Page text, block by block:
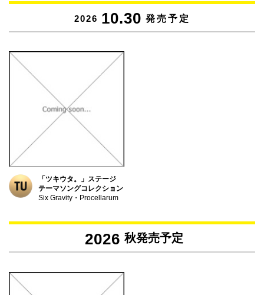
2026 10.30 発売予定
「ツキウタ。」ステージ
テーマソングコレクション
Six Gravity・Procellarum
2026 秋発売予定